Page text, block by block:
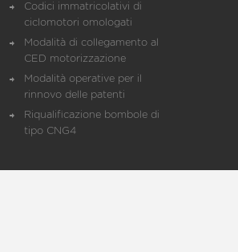
Codici immatricolativi di
ciclomotori omologati
Modalità di collegamento al
CED motorizzazione
Modalità operative per il
rinnovo delle patenti
Riqualificazione bombole di
tipo CNG4